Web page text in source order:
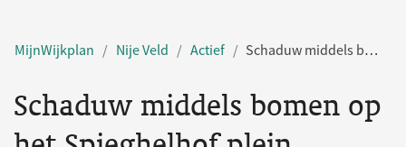
MijnWijkplan Nije Veld Actief Schaduw middels bomen op het Spieghelhof plein
Schaduw middels bomen op